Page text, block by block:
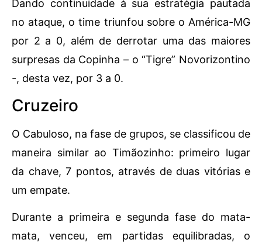
Dando continuidade à sua estratégia pautada
no ataque, o time triunfou sobre o América-MG
por 2 a 0, além de derrotar uma das maiores
surpresas da Copinha – o “Tigre” Novorizontino
-, desta vez, por 3 a 0.
Cruzeiro
O Cabuloso, na fase de grupos, se classificou de
maneira similar ao Timãozinho: primeiro lugar
da chave, 7 pontos, através de duas vitórias e
um empate.
Durante a primeira e segunda fase do mata-
mata, venceu, em partidas equilibradas, o